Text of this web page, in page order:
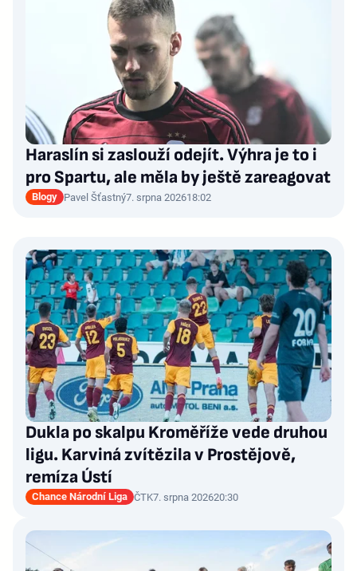
Haraslín si zaslouží odejít. Výhra je to i
pro Spartu, ale měla by ještě zareagovat
Blogy Pavel Šťastný7. srpna 202618:02
Dukla po skalpu Kroměříže vede druhou
ligu. Karviná zvítězila v Prostějově,
remíza Ústí
Chance Národní Liga ČTK7. srpna 202620:30